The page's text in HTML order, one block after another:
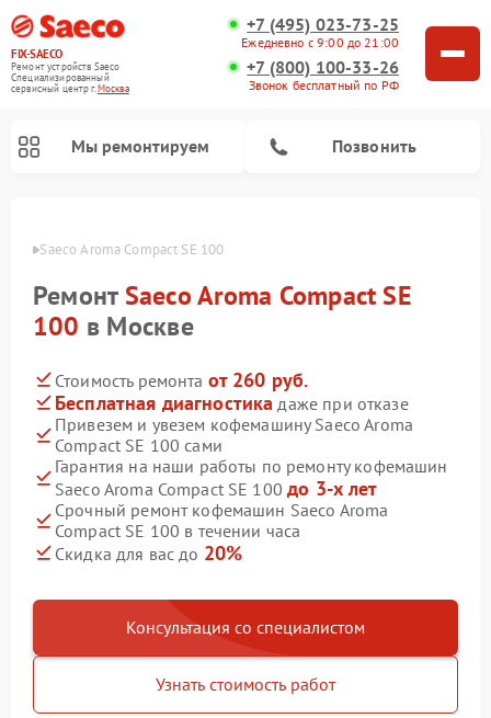
FIX-SAECO
Ремонт устройств Saeco
Специализированный
cервисный центр г.Москва
+7 (495) 023-73-25
Ежедневно с 9:00 до 21:00
+7 (800) 100-33-26
Звонок бесплатный по РФ
Мы ремонтируем Позвонить
Saeco Aroma Compact SE 100
РемонтSaeco Aroma Compact SE
100 в Москве
Стоимость ремонта от 260 руб.
Бесплатная диагностика даже при отказе
Привезем и увезем кофемашину Saeco Aroma
Compact SE 100 сами
Гарантия на наши работы по ремонту кофемашин
Saeco Aroma Compact SE 100до 3-х лет
Срочный ремонт кофемашин Saeco Aroma
Compact SE 100 в течении часа
Скидка для вас до 20%
Консультация со специалистом
Узнать стоимость работ